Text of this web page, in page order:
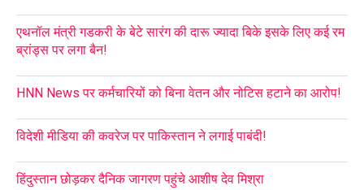
एथनॉल मंत्री गडकरी के बेटे सारंग की दारू ज्यादा बिके इसके लिए कई रम
ब्रांड्स पर लगा बैन!
HNN News पर कर्मचारियों को बिना वेतन और नोटिस हटाने का आरोप!
विदेशी मीडिया की कवरेज पर पाकिस्तान ने लगाई पाबंदी!
हिंदुस्तान छोड़कर दैनिक जागरण पहुंचे आशीष देव मिश्रा